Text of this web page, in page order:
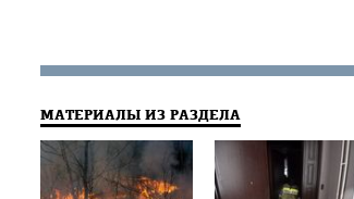
МАТЕРИАЛЫ ИЗ РАЗДЕЛА